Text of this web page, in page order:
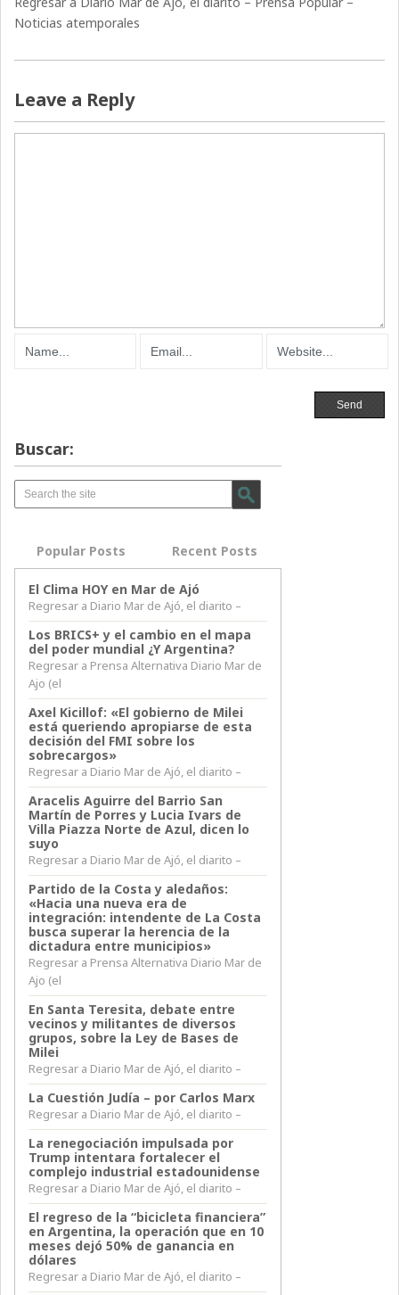
Noticias atemporales
Leave a Reply
Buscar:
Popular Posts Recent Posts
El Clima HOY en Mar de Ajó
Regresar a Diario Mar de Ajó, el diarito –
Los BRICS+ y el cambio en el mapa
del poder mundial ¿Y Argentina?
Regresar a Prensa Alternativa Diario Mar de
Ajo (el
Axel Kicillof: «El gobierno de Milei
está queriendo apropiarse de esta
decisión del FMI sobre los
sobrecargos»
Regresar a Diario Mar de Ajó, el diarito –
Aracelis Aguirre del Barrio San
Martín de Porres y Lucia Ivars de
Villa Piazza Norte de Azul, dicen lo
suyo
Regresar a Diario Mar de Ajó, el diarito –
Partido de la Costa y aledaños:
«Hacia una nueva era de
integración: intendente de La Costa
busca superar la herencia de la
dictadura entre municipios»
Regresar a Prensa Alternativa Diario Mar de
Ajo (el
En Santa Teresita, debate entre
vecinos y militantes de diversos
grupos, sobre la Ley de Bases de
Milei
Regresar a Diario Mar de Ajó, el diarito –
La Cuestión Judía – por Carlos Marx
Regresar a Diario Mar de Ajó, el diarito –
La renegociación impulsada por
Trump intentara fortalecer el
complejo industrial estadounidense
Regresar a Diario Mar de Ajó, el diarito –
El regreso de la “bicicleta financiera”
en Argentina, la operación que en 10
meses dejó 50% de ganancia en
dólares
Regresar a Diario Mar de Ajó, el diarito –